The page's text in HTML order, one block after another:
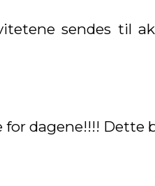
sendes til
for dagene!!!! Dette